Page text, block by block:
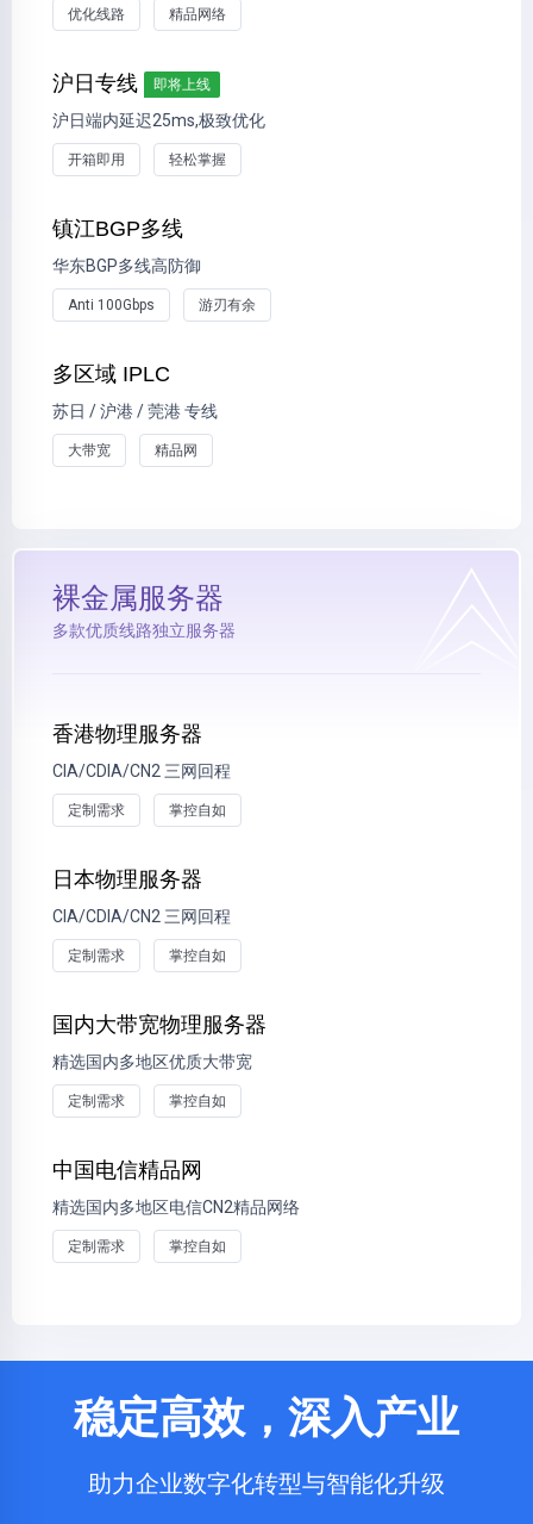
优化线路 精品网络
沪日专线 即将上线
沪日端内延迟25ms,极致优化
开箱即用 轻松掌握
镇江BGP多线
华东BGP多线高防御
Anti 100Gbps 游刃有余
多区域 IPLC
苏日 / 沪港 / 莞港 专线
大带宽 精品网
裸金属服务器
多款优质线路独立服务器
香港物理服务器
CIA/CDIA/CN2 三网回程
定制需求 掌控自如
日本物理服务器
CIA/CDIA/CN2 三网回程
定制需求 掌控自如
国内大带宽物理服务器
精选国内多地区优质大带宽
定制需求 掌控自如
中国电信精品网
精选国内多地区电信CN2精品网络
定制需求 掌控自如
稳定高效，深入产业
助力企业数字化转型与智能化升级